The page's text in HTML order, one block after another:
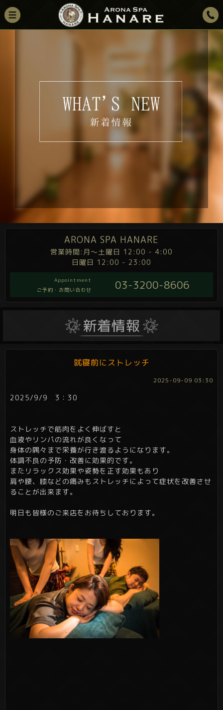
ARONA SPA HANARE
営業時間:月～土曜日 12:00 - 4:00
日曜日 12:00 - 23:00
Appointment
ご予約・お問い合わせ
03-3200-8606
就寝前にストレッチ
2025-09-09 03:30
2025/9/9 3：30
ストレッチで筋肉をよく伸ばすと
血液やリンパの流れが良くなって
身体の隅々まで栄養が行き渡るようになります。
体調不良の予防・改善に効果的です。
またリラックス効果や姿勢を正す効果もあり
肩や腰、膝などの痛みもストレッチによって症状を改善させ
ることが出来ます。
明日も皆様のご来店をお待ちしております。